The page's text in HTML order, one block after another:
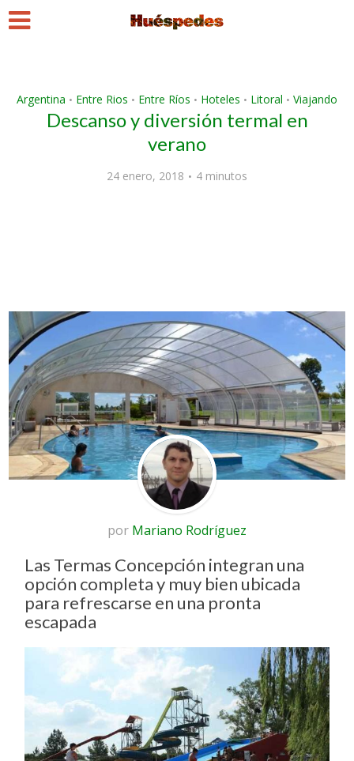
Argentina • Entre Rios • Entre Ríos • Hoteles • Litoral • Viajando
Descanso y diversión termal en
verano
24 enero, 2018 4 minutos
por Mariano Rodríguez
Las Termas Concepción integran una
opción completa y muy bien ubicada
para refrescarse en una pronta
escapada